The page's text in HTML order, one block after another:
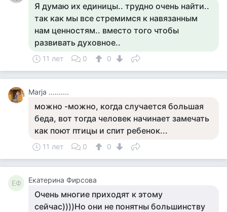
Я думаю их единицы.. трудно очень найти..
так как мы все стремимся к навязанным
нам ценностям.. вместо того чтобы
развивать духовное..
11 лет 0 0
Marja ..........
можно -можно, когда случается большая
беда, вот тогда человек начинает замечать
как поют птицы и спит ребенок...
11 лет 0 0
ЕФ Екатерина Фирсова
Очень многие приходят к этому
сейчас))))Но они не понятны большинству